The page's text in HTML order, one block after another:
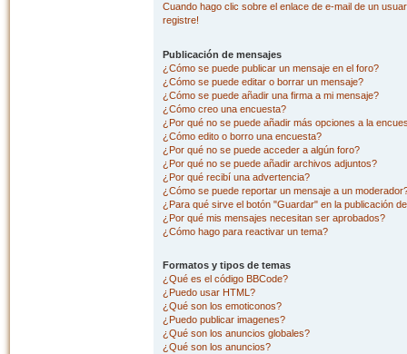
Cuando hago clic sobre el enlace de e-mail de un
registre!
Publicación de mensajes
¿Cómo se puede publicar un mensaje en el foro?
¿Cómo se puede editar o borrar un mensaje?
¿Cómo se puede añadir una firma a mi mensaje?
¿Cómo creo una encuesta?
¿Por qué no se puede añadir más opciones a la
¿Cómo edito o borro una encuesta?
¿Por qué no se puede acceder a algún foro?
¿Por qué no se puede añadir archivos adjuntos?
¿Por qué recibí una advertencia?
¿Cómo se puede reportar un mensaje a un
¿Para qué sirve el botón "Guardar" en la publicación
¿Por qué mis mensajes necesitan ser aprobados?
¿Cómo hago para reactivar un tema?
Formatos y tipos de temas
¿Qué es el código BBCode?
¿Puedo usar HTML?
¿Qué son los emoticonos?
¿Puedo publicar imagenes?
¿Qué son los anuncios globales?
¿Qué son los anuncios?